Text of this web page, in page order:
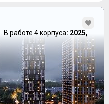
В работе 4 корпуса: 2025,